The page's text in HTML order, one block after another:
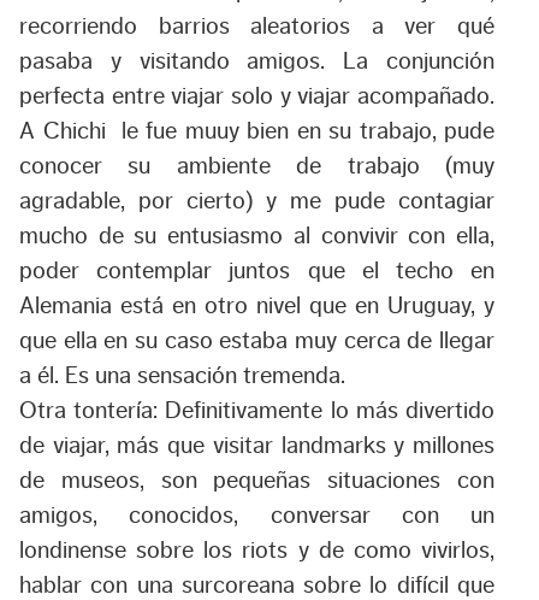
recorriendo barrios aleatorios a ver qué
pasaba y visitando amigos. La conjunción
perfecta entre viajar solo y viajar acompañado.
A Chichi le fue muuy bien en su trabajo, pude
conocer su ambiente de trabajo (muy
agradable, por cierto) y me pude contagiar
mucho de su entusiasmo al convivir con ella,
poder contemplar juntos que el techo en
Alemania está en otro nivel que en Uruguay, y
que ella en su caso estaba muy cerca de llegar
a él. Es una sensación tremenda.
Otra tontería: Definitivamente lo más divertido
de viajar, más que visitar landmarks y millones
de museos, son pequeñas situaciones con
amigos, conocidos, conversar con un
londinense sobre los riots y de como vivirlos,
hablar con una surcoreana sobre lo difícil que